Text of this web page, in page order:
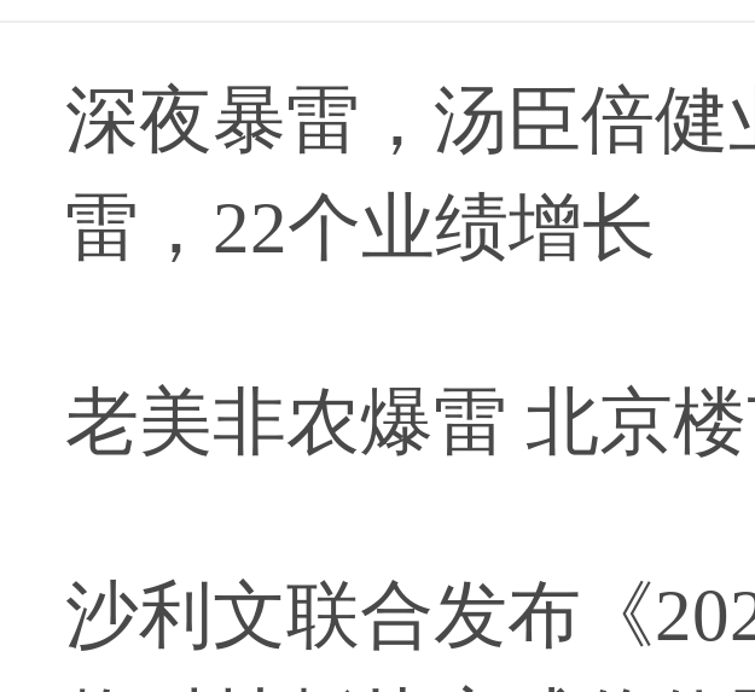
深夜暴雷，汤臣倍
雷，22个业绩增长
老美非农爆雷 北京
沙利文联合发布《